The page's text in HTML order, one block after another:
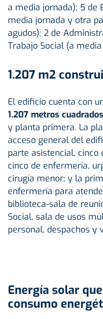
a media jornada); 5 de
media jornada y otra
agudos); 2 de
Trabajo Social (a
1.207 m2
El edificio cuenta con
1.207 metros cuadrados
y planta primera. La
acceso general del
parte asistencial, cinco
cinco de enfermería,
cirugía menor; y la
enfermería para
biblioteca-sala de
Social, sala de usos
personal, despachos y
Energía solar
consumo